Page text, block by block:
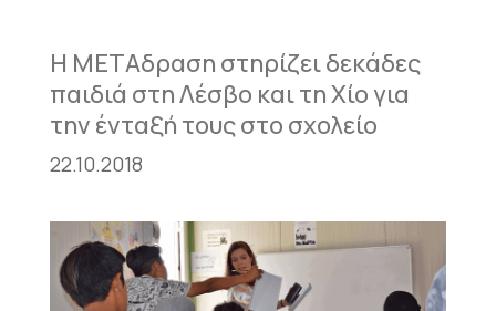
Η ΜΕΤΑδραση στηρίζει δεκάδες
παιδιά στη Λέσβο και τη Χίο για
την ένταξή τους στο σχολείο
22.10.2018